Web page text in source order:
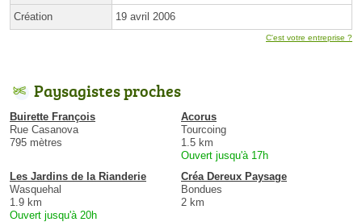
Création 19 avril 2006
C'est votre entreprise ?
Paysagistes proches
Buirette François
Rue Casanova
795 mètres
Acorus
Tourcoing
1.5 km
Ouvert jusqu'à 17h
Les Jardins de la Rianderie
Wasquehal
1.9 km
Ouvert jusqu'à 20h
Créa Dereux Paysage
Bondues
2 km